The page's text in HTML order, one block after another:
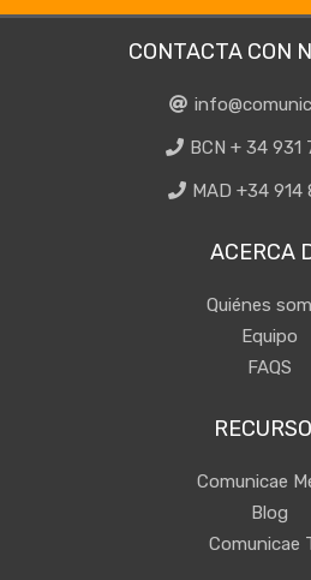
CONTACTA CON
BCN + 34 931
MAD +34 914
ACERCA
Quiénes
Equipo
FAQS
Comunicae
Blog
Comunicae